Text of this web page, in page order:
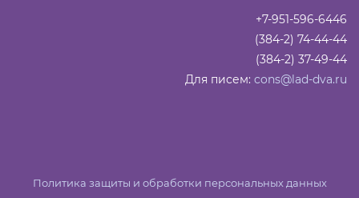
+7-951-596-6446
(384-2) 74-44-44
(384-2) 37-49-44
Для писем: cons@lad-dva.ru
Политика защиты и обработки персональных данных